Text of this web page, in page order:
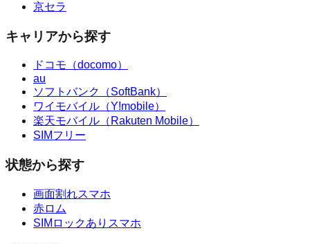
京セラ
キャリアから探す
ドコモ（docomo）
au
ソフトバンク（SoftBank）
ワイモバイル（Y!mobile）
楽天モバイル（Rakuten Mobile）
SIMフリー
状態から探す
画面割れスマホ
赤ロム
SIMロックありスマホ